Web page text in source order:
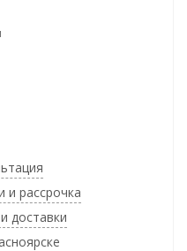
и рассрочка
доставки